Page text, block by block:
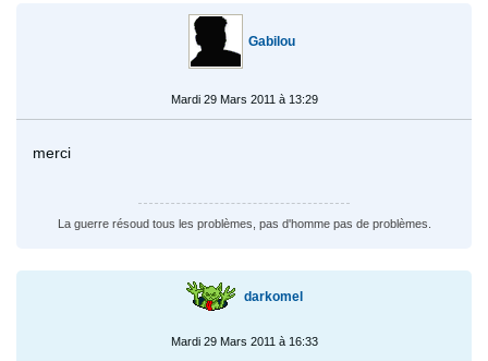
Gabilou
Mardi 29 Mars 2011 à 13:29
merci
La guerre résoud tous les problèmes, pas d'homme pas de problèmes.
darkomel
Mardi 29 Mars 2011 à 16:33